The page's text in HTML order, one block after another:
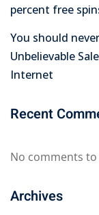
percent free
You should
Unbelievable
Internet
Recent
No comments to
Archives